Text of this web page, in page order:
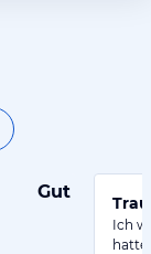
Gut
Ich
hatte